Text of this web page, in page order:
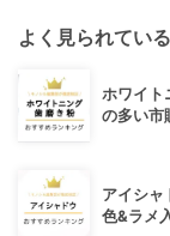
よく見られてい
ホワイト
の多い市
アイシャ
色&ラメ